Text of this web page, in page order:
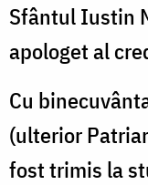
Sfântul Iustin
apologet al
Cu
(ulterior
fost trimis la